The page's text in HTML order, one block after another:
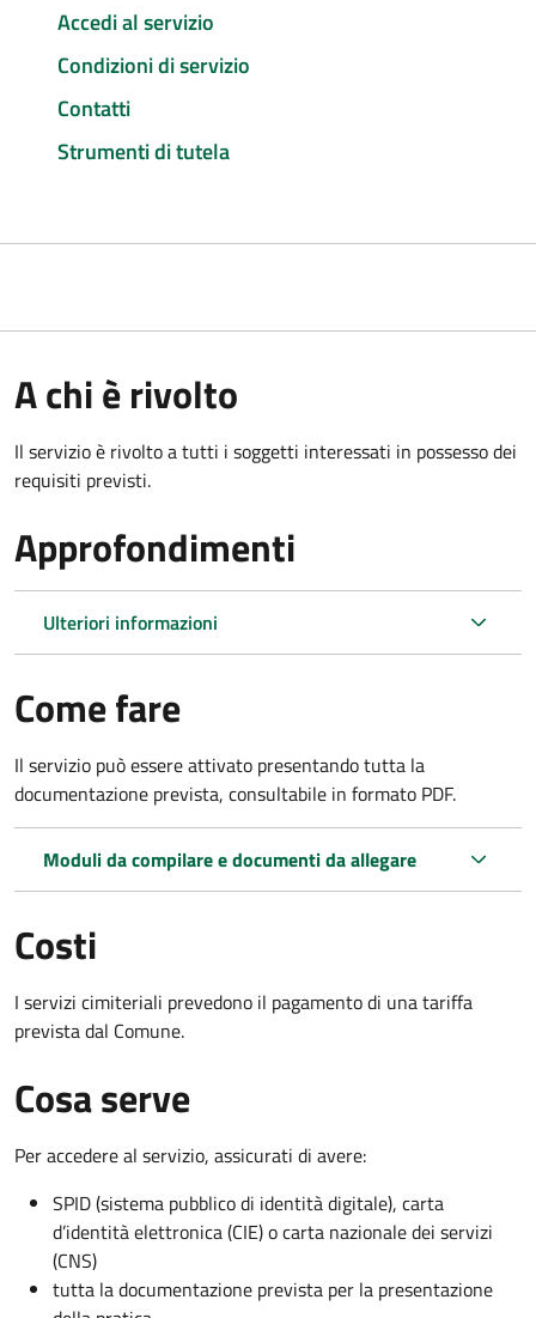
Accedi al servizio
Condizioni di servizio
Contatti
Strumenti di tutela
A chi è rivolto
Il servizio è rivolto a tutti i soggetti interessati in possesso dei
requisiti previsti.
Approfondimenti
Ulteriori informazioni
Come fare
Il servizio può essere attivato presentando tutta la
documentazione prevista, consultabile in formato PDF.
Moduli da compilare e documenti da allegare
Costi
I servizi cimiteriali prevedono il pagamento di una tariffa
prevista dal Comune.
Cosa serve
Per accedere al servizio, assicurati di avere:
SPID (sistema pubblico di identità digitale), carta
d’identità elettronica (CIE) o carta nazionale dei servizi
(CNS)
tutta la documentazione prevista per la presentazione